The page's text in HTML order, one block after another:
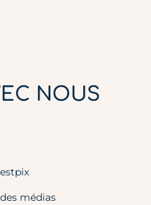
NOUS
médias